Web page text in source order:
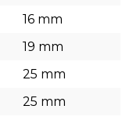
16 mm
19 mm
25 mm
25 mm